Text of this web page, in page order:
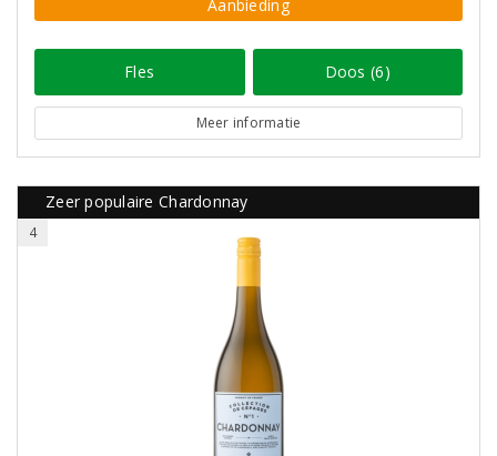
Aanbieding
Fles Doos (6)
Meer informatie
Zeer populaire Chardonnay
4